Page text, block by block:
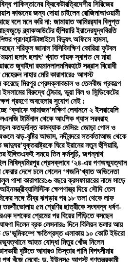
পাকিস্তানের ক্রিকেটারত্রিদেশীয় সিরিজের
কাঞ্চনের জন্য দোয়া চাইলেন রোজিনাআওয়ামী
বলে মনে করি না: জামায়াত আমিরর‍্যাব বিলুপ্ত
ব্ল্যাকআউটের হুঁশিয়ারি ইরানেরযুদ্ধবিরতি
প্রাণহানিটাঙ্গাইলে বিদ্যুৎ অফিসে হামলা,
শরিফুল জানাল বিসিবিদক্ষিণ কোরিয়া ফুটবল
ছলাৎ ছলাৎ’ খ্যাত গায়ক স্বাগত দে মারা
জুবাইদা রহমানলালমনিরহাটে সন্ত্রাস বিরোধী
নাহার মেরি কারাগারে৫ আগস্ট
মিরপুর প্রেসক্লাবডাল ও তেলবীজ প্রকল্পে
বিরুদ্ধে টেন্ডার, ভুয়া বিল ও সিন্ডিকেটের
গ্রহণে অবহেলার সুযোগ নেই :
‘ক্যাফে আমাজন’দক্ষিণ লেবাননে ২ ইসরায়েলি
টার্মিনাল থেকে আংশিক গ্যাস সরবরাহ
কতদুর্দান্ত কামব্যাক মেসির: জোড়া গোল ও
ঝড়-বৃষ্টির আভাস, নদীবন্দরে সতর্কতাআজ থেকে
জাদুঘর’যুক্তরাষ্ট্রকে ঘিরে ইরানের নতুন হুঁশিয়ারি,
ইঙ্গিতএকই সময়ে তিন কর্মসূচি, জগন্নাথ
নিষিদ্ধমিরপুর প্রেসক্লাবে ‘২৪-এর গণঅভ্যুত্থান
ফেরার দেশে চলে গেলেন ‘গজনি’খ্যাত অভিনেতা
পাশা কারাগারে১৬ বছরে ক্রসফায়ারের নামে সাড়ে
ব্যালিস্টিক ক্ষেপণাস্ত্র দিয়ে সৌদি তেল
সঙ্গে তীব্র ঝগড়ার পর ১৮ তলা থেকে লাফ
তরুণীভোলায় ৫ম শ্রেণির ছাত্রীকে সংঘবদ্ধ ধর্ষণ-
এক দশকের প্রেমের পর বিয়ের পিঁড়িতে বসছেন
দিলেন ব্রক লেসনার৬ দিনে বিলিয়ন ডলার আয়
ডে’ভূমিকম্পে ক্ষতিগ্রস্ত এলাকায় ১০ কোটি ইউরো
আহত যোদ্ধা মিতুর খোঁজ নিলেন
ভারী বৃষ্টিতে আবারও তিস্তার পানি বিপৎসীমার
পথ খুঁজে নেবো: ড. ইউনূস৫ আগস্ট গণতন্ত্রকামী